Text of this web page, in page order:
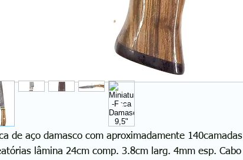
de aço damasco com aproximadamente 140camadas
lâmina 24cm comp. 3.8cm larg. 4mm esp. Cabo